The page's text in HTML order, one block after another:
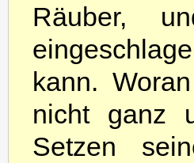
Räuber,
kann.
nicht ganz
Setzen